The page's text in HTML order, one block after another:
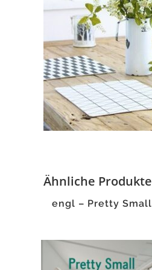
Ähnliche Produkte
engl – Pretty Small